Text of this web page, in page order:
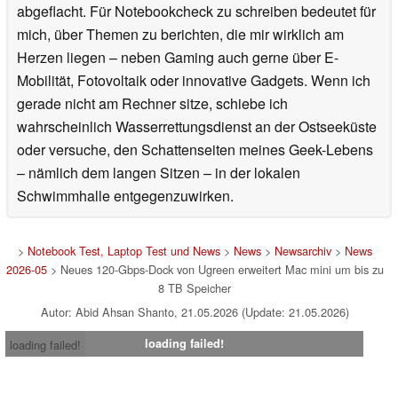
abgeflacht. Für Notebookcheck zu schreiben bedeutet für
mich, über Themen zu berichten, die mir wirklich am
Herzen liegen – neben Gaming auch gerne über E-
Mobilität, Fotovoltaik oder innovative Gadgets. Wenn ich
gerade nicht am Rechner sitze, schiebe ich
wahrscheinlich Wasserrettungsdienst an der Ostseeküste
oder versuche, den Schattenseiten meines Geek-Lebens
– nämlich dem langen Sitzen – in der lokalen
Schwimmhalle entgegenzuwirken.
> Notebook Test, Laptop Test und News> News> Newsarchiv> News
2026-05> Neues 120-Gbps-Dock von Ugreen erweitert Mac mini um bis zu
8 TB Speicher
Autor: Abid Ahsan Shanto, 21.05.2026 (Update: 21.05.2026)
loading failed!
loading failed!